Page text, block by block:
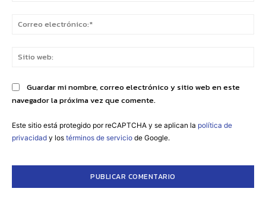
Guardar mi nombre, correo electrónico y sitio web en este
navegador la próxima vez que comente.
Este sitio está protegido por reCAPTCHA y se aplican la política de
privacidad y los términos de servicio de Google.